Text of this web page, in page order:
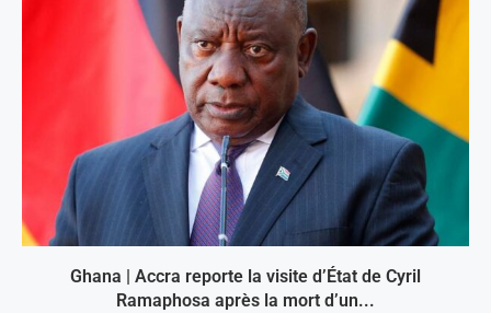
Ghana | Accra reporte la visite d’État de Cyril
Ramaphosa après la mort d’un...